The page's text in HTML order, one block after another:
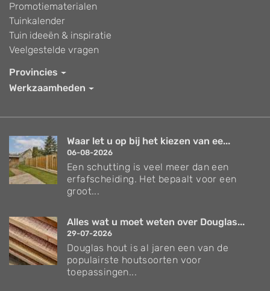
Promotiematerialen
Tuinkalender
Tuin ideeën & inspiratie
Veelgestelde vragen
Provincies
Werkzaamheden
Waar let u op bij het kiezen van ee...
06-08-2026
Een schutting is veel meer dan een
erfafscheiding. Het bepaalt voor een
groot...
Alles wat u moet weten over Douglas...
29-07-2026
Douglas hout is al jaren een van de
populairste houtsoorten voor
toepassingen...